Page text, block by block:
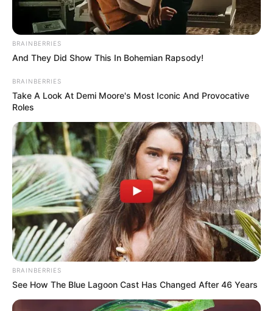
MANTÉNGASE EN ALERTA
favor, active las notificaciones de Alerta.
ACTIVAR AHORA
TEMAS DESTACADOS
CORTES DE LUZ EN BOLÍVAR
EL CARMEN DE BOLÍVAR
DUMEK TURBAY
ALCALDÍA DE CARTAGENA
YAMIL ARANA
FEMINICIDIO
BRAINBERRIES
And They Did Show This In Bohemian Rapsody!
BRAINBERRIES
Take A Look At Demi Moore's Most Iconic And Provocative
Roles
BRAINBERRIES
See How The Blue Lagoon Cast Has Changed After 46 Years